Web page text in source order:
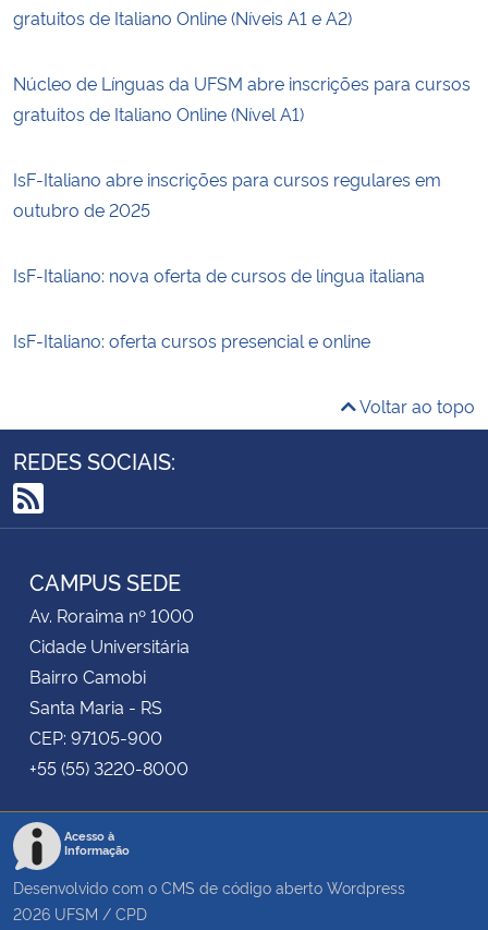
gratuitos de Italiano Online (Níveis A1 e A2)
Núcleo de Línguas da UFSM abre inscrições para cursos
gratuitos de Italiano Online (Nível A1)
IsF-Italiano abre inscrições para cursos regulares em
outubro de 2025
IsF-Italiano: nova oferta de cursos de língua italiana
IsF-Italiano: oferta cursos presencial e online
Voltar ao topo
REDES SOCIAIS:
RSS
CAMPUS SEDE
Av. Roraima nº 1000
Cidade Universitária
Bairro Camobi
Santa Maria - RS
CEP: 97105-900
+55 (55) 3220-8000
Acesso à
Informação
Desenvolvido com o CMS de código aberto Wordpress
2026 UFSM / CPD